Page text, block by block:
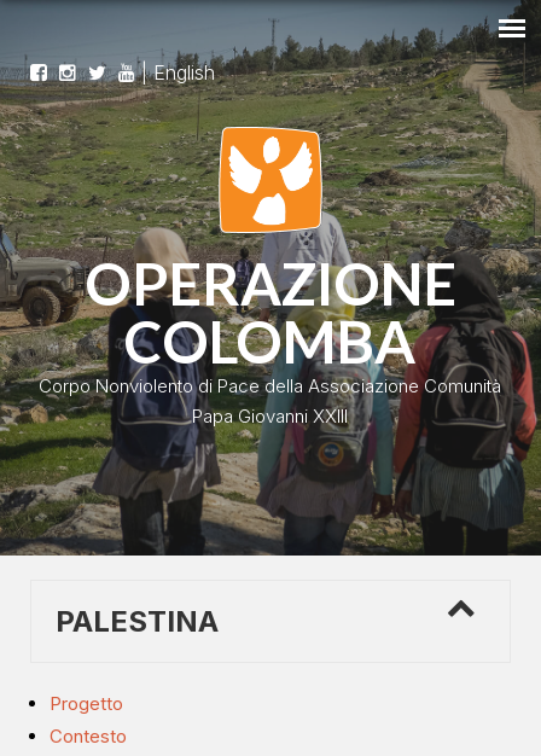
|English
OPERAZIONE
COLOMBA
Corpo Nonviolento di Pace della Associazione Comunità
Papa Giovanni XXIII
PALESTINA
Progetto
Contesto